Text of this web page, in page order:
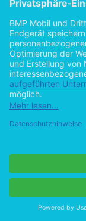
[39] Vgl. Kindler
[40]Vgl. Gollnick
[41]Vgl. Jannan
[42]Schick 2010: 86.
Details
Seiten
Erscheinungsjahr
ISBN (Paperback)